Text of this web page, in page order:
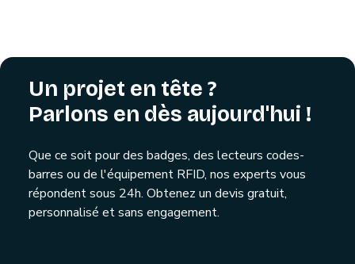
Un projet en tête ?
Parlons en dès aujourd'hui !
Que ce soit pour des badges, des lecteurs codes-
barres ou de l'équipement RFID, nos experts vous
répondent sous 24h. Obtenez un devis gratuit,
personnalisé et sans engagement.